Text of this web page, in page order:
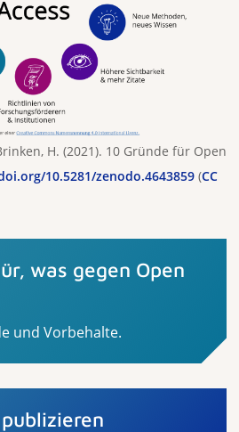
H. (2021). 10 Gründe für Open
10.5281/zenodo.4643859 (CC
was gegen Open
und Vorbehalte.